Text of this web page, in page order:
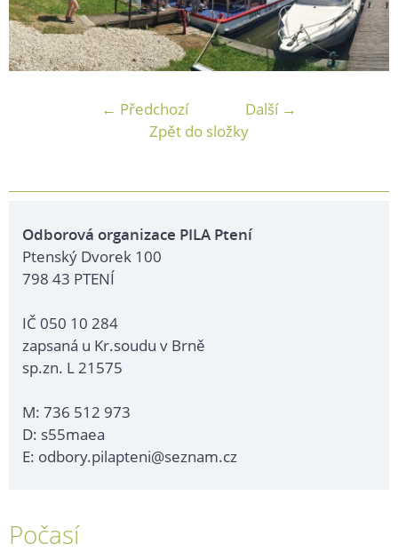
← Předchozí
Další →
Zpět do složky
Odborová organizace PILA Ptení
Ptenský Dvorek 100
798 43 PTENÍ
IČ 050 10 284
zapsaná u Kr.soudu v Brně
sp.zn. L 21575
M: 736 512 973
D: s55maea
E: odbory.pilapteni@seznam.cz
Počasí